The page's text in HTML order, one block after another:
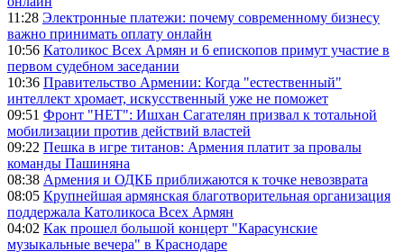
11:28 Электронные платежи: почему современному бизнесу
важно принимать оплату онлайн
10:56 Католикос Всех Армян и 6 епископов примут участие в
первом судебном заседании
10:36 Правительство Армении: Когда "естественный"
интеллект хромает, искусственный уже не поможет
09:51 Фронт "НЕТ": Ишхан Сагателян призвал к тотальной
мобилизации против действий властей
09:22 Пешка в игре титанов: Армения платит за провалы
команды Пашиняна
08:38 Армения и ОДКБ приближаются к точке невозврата
08:05 Крупнейшая армянская благотворительная организация
поддержала Католикоса Всех Армян
04:02 Как прошел большой концерт "Карасунские
музыкальные вечера" в Краснодаре